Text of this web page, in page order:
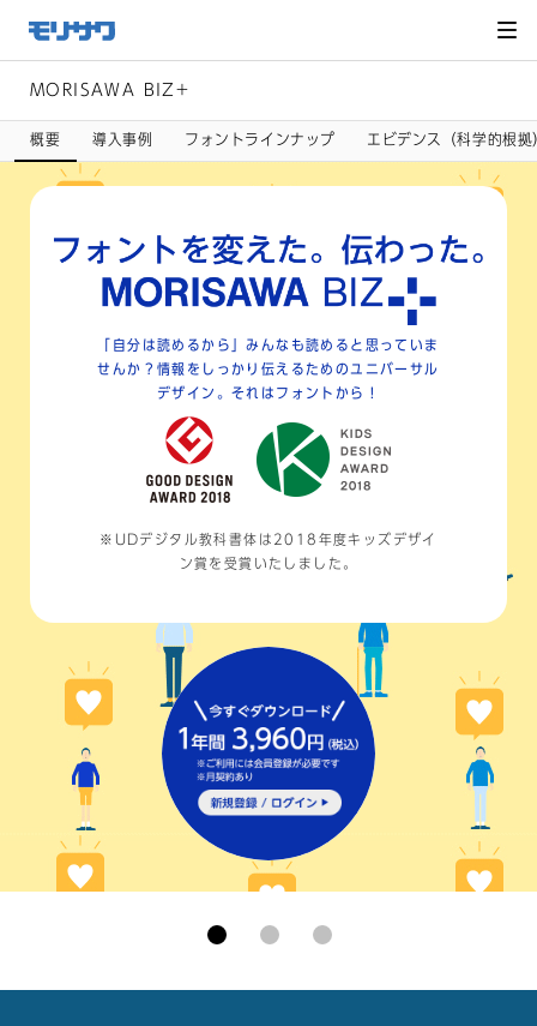
メ
ニュー
飛ばし
へ移動
MORISAWA BIZ+
概要 導入事例 フォントラインナップ エビデンス（科学的根拠
「自分は読めるから」みんなも読めると思っていま
せんか？ 情報をしっかり伝えるためのユニバーサル
デザイン。 それはフォントから！
※UDデジタル教科書体は2018年度キッズデザイ
ン賞を受賞いたしました。